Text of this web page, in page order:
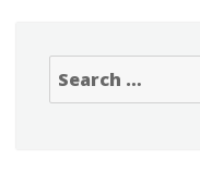
Search
for: